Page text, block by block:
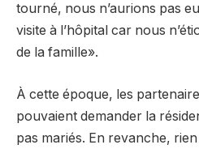
tourné, nous n’aurions pas
visite à l’hôpital car nous
de la famille».
À cette époque, les
pouvaient demander la
pas mariés. En revanche,